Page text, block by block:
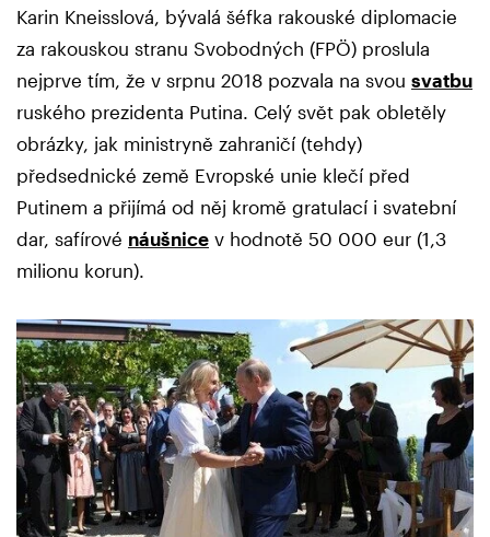
Karin Kneisslová, bývalá šéfka rakouské diplomacie
za rakouskou stranu Svobodných (FPÖ) proslula
nejprve tím, že v srpnu 2018 pozvala na svou svatbu
ruského prezidenta Putina. Celý svět pak obletěly
obrázky, jak ministryně zahraničí (tehdy)
předsednické země Evropské unie klečí před
Putinem a přijímá od něj kromě gratulací i svatební
dar, safírové náušnice v hodnotě 50 000 eur (1,3
milionu korun).